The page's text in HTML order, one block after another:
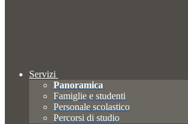
Servizi
Panoramica
Famiglie e studenti
Personale scolastico
Percorsi di studio